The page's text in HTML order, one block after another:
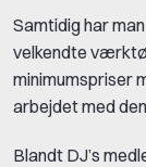
Samtidig har
velkendte
minimumspriser
arbejdet med
Blandt DJ’s